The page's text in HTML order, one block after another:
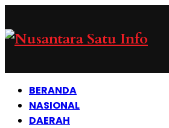
BERANDA
NASIONAL
DAERAH